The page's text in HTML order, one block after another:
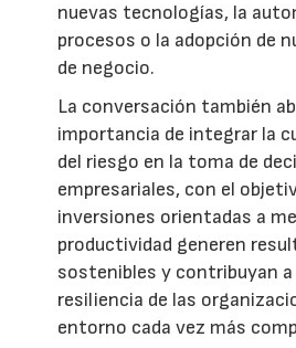
nuevas tecnologías, la
procesos o la adopción de
de negocio.
La conversación también
importancia de integrar la
del riesgo en la toma de
empresariales, con el
inversiones orientadas a
productividad generen
sostenibles y contribuyan
resiliencia de las
entorno cada vez más